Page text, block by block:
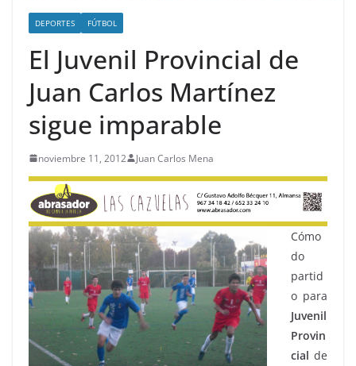
DEPORTES FÚTBOL
El Juvenil Provincial de
Juan Carlos Martínez
sigue imparable
noviembre 11, 2012 Juan Carlos Mena
Cómo
do
partid
o para
Juvenil
Provin
cial de